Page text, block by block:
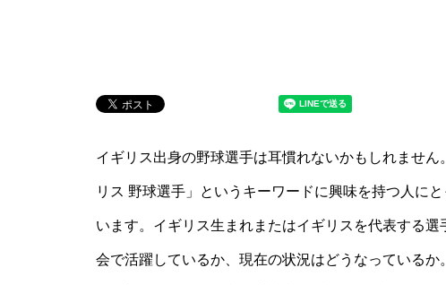
イギリス出身の野球選手は耳慣れないかもしれませ
リス 野球選手」というキーワードに興味を持つ人に
います。イギリス生まれまたはイギリスを代表する
会で活躍しているか、現在の状況はどうなっている